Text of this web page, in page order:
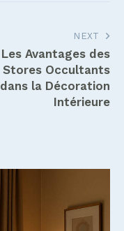
NEXT
Les Avantages des
Stores Occultants
dans la Décoration
Intérieure